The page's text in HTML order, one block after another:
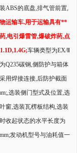
ABS的底盘,排气管前置,
运输车.用于运输具有**
,电引爆雷管,爆破炸药,点
车辆类型为EX/Ⅱ
Q235碳钢,侧防护与箱体
用焊接连接,后防护截面
选装侧门型式及位置,选
窗,选装瓦楞板结构,选装
收起状态的水平长度为
发动机型号与油耗值一